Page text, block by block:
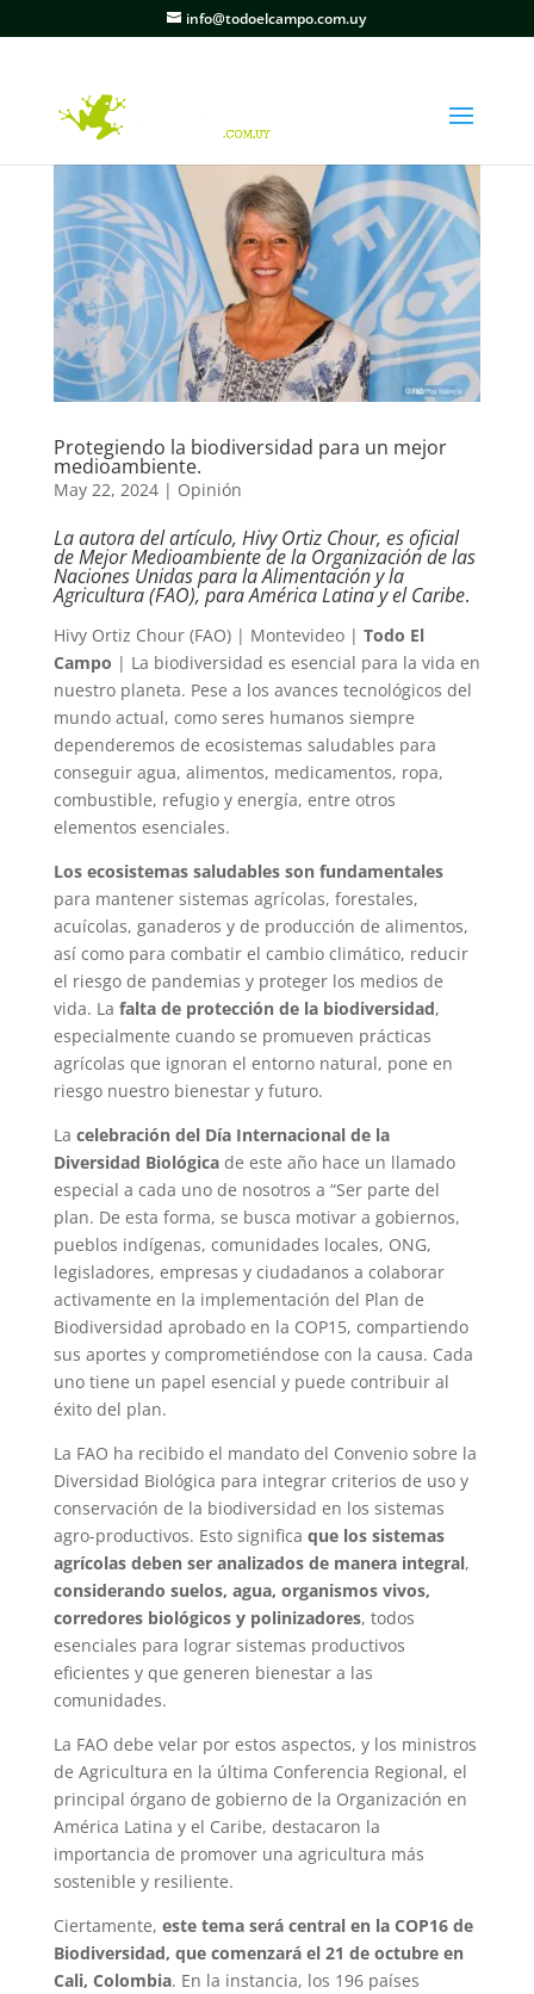
info@todoelcampo.com.uy
Protegiendo la biodiversidad para un mejor
medioambiente.
May 22, 2024| Opinión
La autora del artículo, Hivy Ortiz Chour, es oficial
de Mejor Medioambiente de la Organización de las
Naciones Unidas para la Alimentación y la
Agricultura (FAO), para América Latina y el Caribe.
Hivy Ortiz Chour (FAO) | Montevideo | Todo El
Campo | La biodiversidad es esencial para la vida en
nuestro planeta. Pese a los avances tecnológicos del
mundo actual, como seres humanos siempre
dependeremos de ecosistemas saludables para
conseguir agua, alimentos, medicamentos, ropa,
combustible, refugio y energía, entre otros
elementos esenciales.
Los ecosistemas saludables son fundamentales
para mantener sistemas agrícolas, forestales,
acuícolas, ganaderos y de producción de alimentos,
así como para combatir el cambio climático, reducir
el riesgo de pandemias y proteger los medios de
vida. La falta de protección de la biodiversidad,
especialmente cuando se promueven prácticas
agrícolas que ignoran el entorno natural, pone en
riesgo nuestro bienestar y futuro.
La celebración del Día Internacional de la
Diversidad Biológica de este año hace un llamado
especial a cada uno de nosotros a “Ser parte del
plan. De esta forma, se busca motivar a gobiernos,
pueblos indígenas, comunidades locales, ONG,
legisladores, empresas y ciudadanos a colaborar
activamente en la implementación del Plan de
Biodiversidad aprobado en la COP15, compartiendo
sus aportes y comprometiéndose con la causa. Cada
uno tiene un papel esencial y puede contribuir al
éxito del plan.
La FAO ha recibido el mandato del Convenio sobre la
Diversidad Biológica para integrar criterios de uso y
conservación de la biodiversidad en los sistemas
agro-productivos. Esto significa que los sistemas
agrícolas deben ser analizados de manera integral,
considerando suelos, agua, organismos vivos,
corredores biológicos y polinizadores, todos
esenciales para lograr sistemas productivos
eficientes y que generen bienestar a las
comunidades.
La FAO debe velar por estos aspectos, y los ministros
de Agricultura en la última Conferencia Regional, el
principal órgano de gobierno de la Organización en
América Latina y el Caribe, destacaron la
importancia de promover una agricultura más
sostenible y resiliente.
Ciertamente, este tema será central en la COP16 de
Biodiversidad, que comenzará el 21 de octubre en
Cali, Colombia. En la instancia, los 196 países